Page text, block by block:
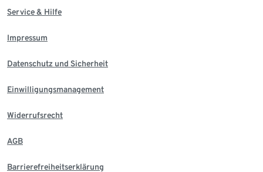
Service & Hilfe
Impressum
Datenschutz und Sicherheit
Einwilligungsmanagement
Widerrufsrecht
AGB
Barrierefreiheitserklärung